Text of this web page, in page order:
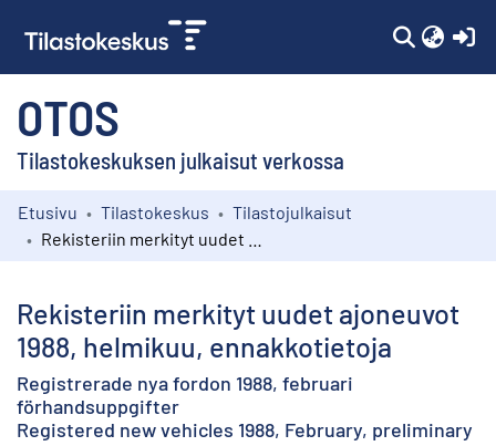
OTOS
Tilastokeskuksen julkaisut verkossa
Kokoelmat
Etusivu Tilastokeskus
Tilastojulkaisut
Rekisteriin merkityt uudet ajoneuvot
1988, helmikuu, ennakkotietoja
Registrerade nya fordon 1988, februari
förhandsuppgifter
Registered new vehicles 1988, February, preliminary